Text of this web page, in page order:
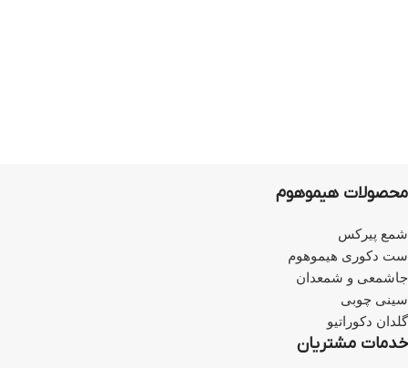
محصولات هیموهوم
شمع پیرکس
ست دکوری هیموهوم
جاشمعی و شمعدان
سینی چوبی
گلدان دکوراتیو
خدمات مشتریان